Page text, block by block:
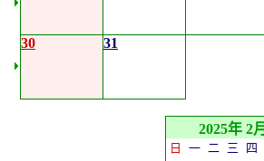
30 31
2025年 2
日 一 二 三 四